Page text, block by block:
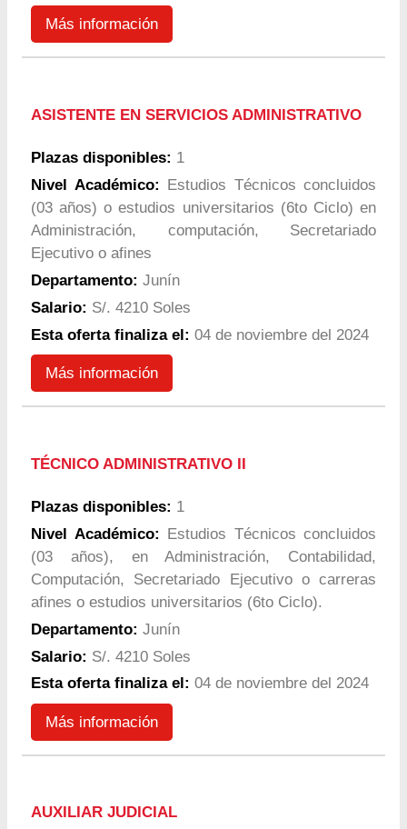
Más información
ASISTENTE EN SERVICIOS ADMINISTRATIVO
Plazas disponibles: 1
Nivel Académico: Estudios Técnicos concluidos
(03 años) o estudios universitarios (6to Ciclo) en
Administración, computación, Secretariado
Ejecutivo o afines
Departamento: Junín
Salario: S/. 4210 Soles
Esta oferta finaliza el: 04 de noviembre del 2024
Más información
TÉCNICO ADMINISTRATIVO II
Plazas disponibles: 1
Nivel Académico: Estudios Técnicos concluidos
(03 años), en Administración, Contabilidad,
Computación, Secretariado Ejecutivo o carreras
afines o estudios universitarios (6to Ciclo).
Departamento: Junín
Salario: S/. 4210 Soles
Esta oferta finaliza el: 04 de noviembre del 2024
Más información
AUXILIAR JUDICIAL